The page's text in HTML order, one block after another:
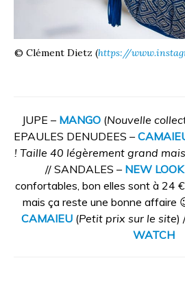
© Clément Dietz (https://
JUPE – MANGO (Nouvelle
EPAULES DENUDEES –
! Taille 40 légèrement grand
// SANDALES – NEW LOOK
confortables, bon elles sont à 24
mais ça reste une bonne affaire
CAMAIEU (Petit prix sur le site)
WATCH